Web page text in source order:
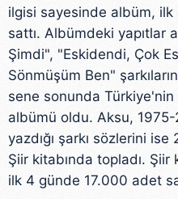
ilgisi sayesinde albüm,
sattı. Albümdeki yapıtlar
Şimdi", "Eskidendi, Çok
Sönmüşüm Ben"
sene sonunda Türkiye'nin
albümü oldu. Aksu, 1975-
yazdığı şarkı sözlerini ise
Şiir kitabında topladı.
ilk 4 günde 17.000 adet